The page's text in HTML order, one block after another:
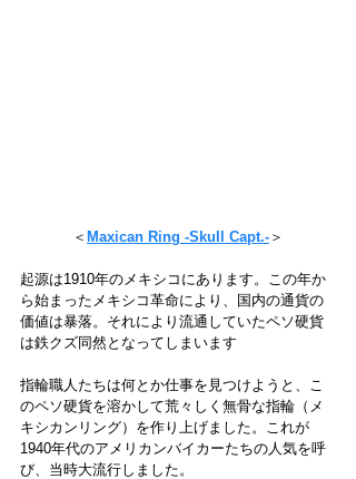
＜ Maxican Ring -Skull Capt.- ＞
起源は1910年のメキシコにあります。この年か
ら始まったメキシコ革命により、国内の通貨の
価値は暴落。それにより流通していたペソ硬貨
は鉄クズ同然となってしまいます
指輪職人たちは何とか仕事を見つけようと、こ
のペソ硬貨を溶かして荒々しく無骨な指輪（メ
キシカンリング）を作り上げました。これが
1940年代のアメリカンバイカーたちの人気を呼
び、当時大流行しました。